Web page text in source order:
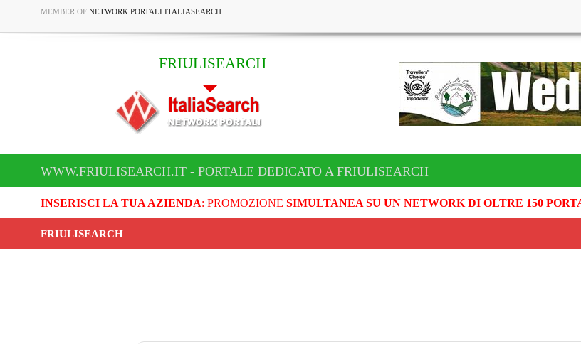
MEMBER OF NETWORK PORTALI ITALIASEARCH
FRIULISEARCH
WWW.FRIULISEARCH.IT - PORTALE DEDICATO A FRIULISEARCH
INSERISCI LA TUA AZIENDA: PROMOZIONE SIMULTANEA SU UN NETWORK DI OLTRE 150
FRIULISEARCH